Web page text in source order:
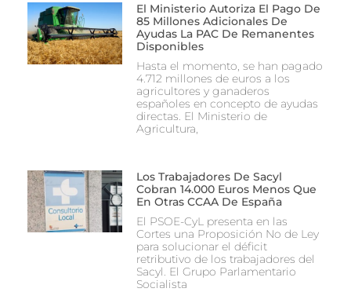
El Ministerio Autoriza El Pago De
85 Millones Adicionales De
Ayudas La PAC De Remanentes
Disponibles
Hasta el momento, se han pagado
4.712 millones de euros a los
agricultores y ganaderos
españoles en concepto de ayudas
directas. El Ministerio de
Agricultura,
Los Trabajadores De Sacyl
Cobran 14.000 Euros Menos Que
En Otras CCAA De España
El PSOE-CyL presenta en las
Cortes una Proposición No de Ley
para solucionar el déficit
retributivo de los trabajadores del
Sacyl. El Grupo Parlamentario
Socialista